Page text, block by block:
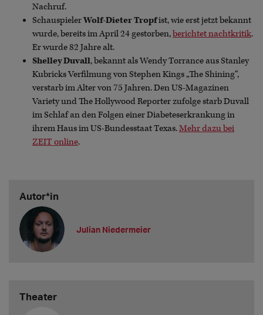
Nachruf.
SchauspielerWolf-Dieter Tropfist, wie erst jetzt bekannt
wurde, bereits im April 24 gestorben,berichtet nachtkritik.
Er wurde 82 Jahre alt.
Shelley Duvall, bekannt als Wendy Torrance aus Stanley
Kubricks Verfilmung von Stephen Kings „The Shining“,
verstarb im Alter von 75 Jahren. Den US-Magazinen
Variety und The Hollywood Reporter zufolge starb Duvall
im Schlaf an den Folgen einer Diabeteserkrankung in
ihrem Haus im US-Bundesstaat Texas.Mehr dazu bei
ZEIT online.
Autor*in
Julian Niedermeier
Theater